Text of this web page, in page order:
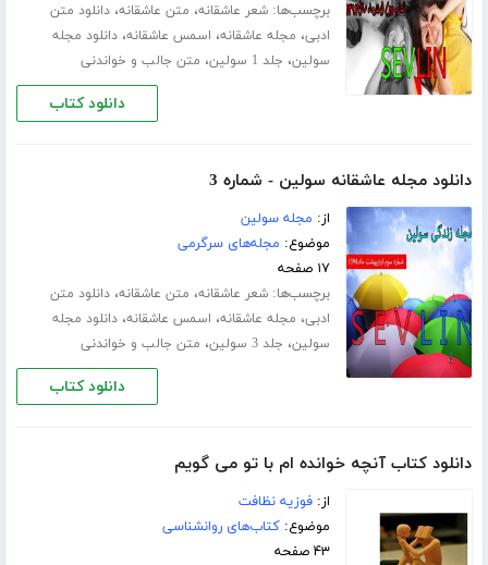
برچسب‌ها:شعر عاشقانه، متن عاشقانه،دانلود متن
ادبی، مجله عاشقانه، اسمس عاشقانه،دانلود مجله
سولین، جلد 1 سولین ، متن جالب و خواندنی
دانلود کتاب
دانلود مجله عاشقانه سولین - شماره 3
از: مجله سولین
موضوع: مجله‌های سرگرمی
۱۷ صفحه
برچسب‌ها:شعر عاشقانه، متن عاشقانه،دانلود متن
ادبی، مجله عاشقانه، اسمس عاشقانه،دانلود مجله
سولین، جلد 3 سولین ، متن جالب و خواندنی
دانلود کتاب
دانلود کتاب آنچه خوانده ام با تو می گویم
از:فوزیه نظافت
موضوع:کتاب‌های روانشناسی
۴۳ صفحه